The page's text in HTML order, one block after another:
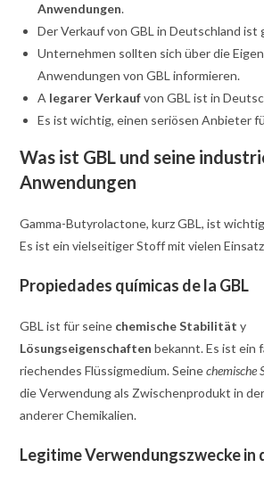
Anwendungen.
Der Verkauf von GBL in Deutschland
Unternehmen sollten sich über die
Anwendungen von GBL informieren.
A legarer Verkaufvon GBL ist in
Es ist wichtig, einen seriösen Anbieter
Was ist GBL und seine
Anwendungen
Gamma-Butyrolactone, kurz GBL, ist
Es ist ein vielseitiger Stoff mit vielen
Propiedades químicas de la GBL
GBL ist für seine chemische Stabilität y
Lösungseigenschaften bekannt. Es ist ein
riechendes Flüssigmedium. Seinechemische
die Verwendung als Zwischenprodukt in
anderer Chemikalien.
Legitime Verwendungszwecke in